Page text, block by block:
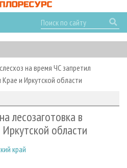
на время ЧС запретил
и Иркутской области
лесозаготовка в
области
край